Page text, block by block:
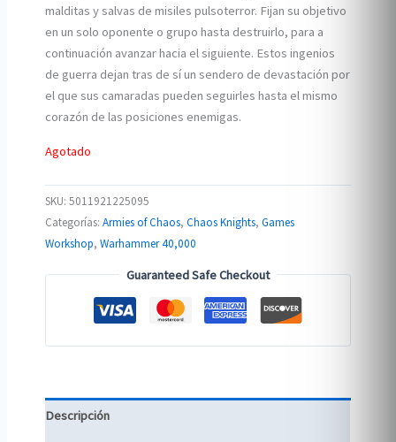
$4,208.00.$3,999.00.
malditas y salvas de misiles pulsoterror. Fijan su objetivo
en un solo oponente o grupo hasta destruirlo, para a
continuación avanzar hacia el siguiente. Estos ingenios
de guerra dejan tras de sí un sendero de devastación por
el que sus camaradas pueden seguirles hasta el mismo
corazón de las posiciones enemigas.
Agotado
SKU:5011921225095
Categorías:Armies of Chaos,Chaos Knights,Games
Workshop,Warhammer 40,000
Guaranteed Safe Checkout
Descripción